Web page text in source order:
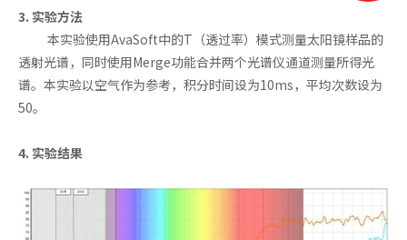
3. 实验方法
本实验使用AvaSoft中的T（透过率）模式测量太阳镜样品的
透射光谱，同时使用Merge功能合并两个光谱仪通道测量所得光
谱。本实验以空气作为参考，积分时间设为10ms，平均次数设为
50。
4. 实验结果